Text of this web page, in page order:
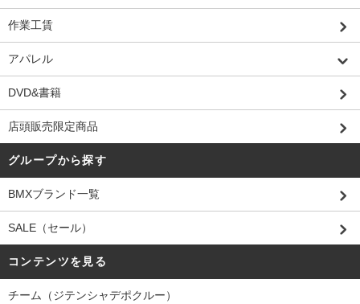
作業工賃
アパレル
DVD&書籍
店頭販売限定商品
グループから探す
BMXブランド一覧
SALE（セール）
コンテンツを見る
チーム（ジテンシャデポクルー）